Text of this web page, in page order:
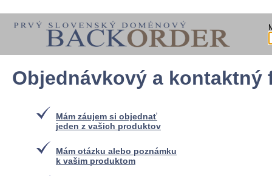
Objednávkový a kontaktný
Mám záujem si objednať
jeden z vašich produktov
Mám otázku alebo poznámku
k vašim produktom